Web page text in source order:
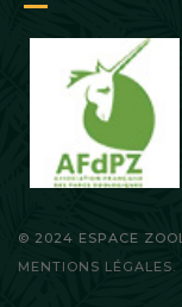
© 2024 ESPACE
MENTIONS LÉGALES.